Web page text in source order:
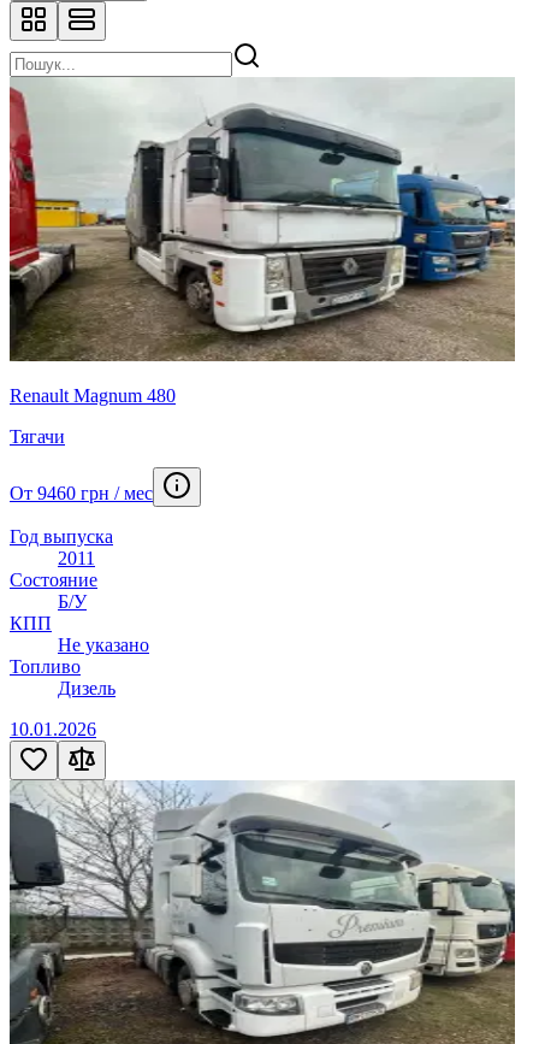
Renault Magnum 480
Тягачи
От 9460 грн / мес
Год выпуска
2011
Состояние
Б/У
КПП
Не указано
Топливо
Дизель
10.01.2026